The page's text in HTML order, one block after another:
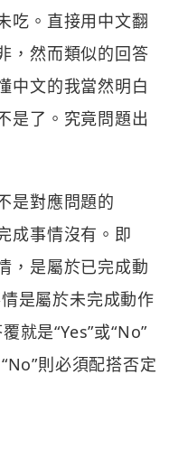
吃。直接用中文翻
，然而類似的回答
中文的我當然明白
是了。究竟問題出
是對應問題的
成事情沒有。即
，是屬於已完成動
是屬於未完成動作
就是“Yes”或“No”
則必須配搭否定